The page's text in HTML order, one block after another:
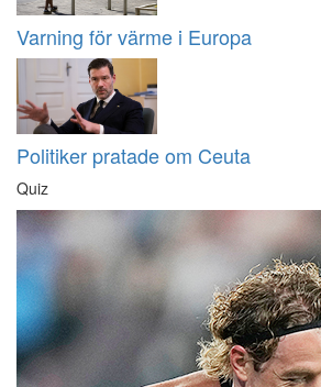
Varning för värme i Europa
Politiker pratade om Ceuta
Quiz